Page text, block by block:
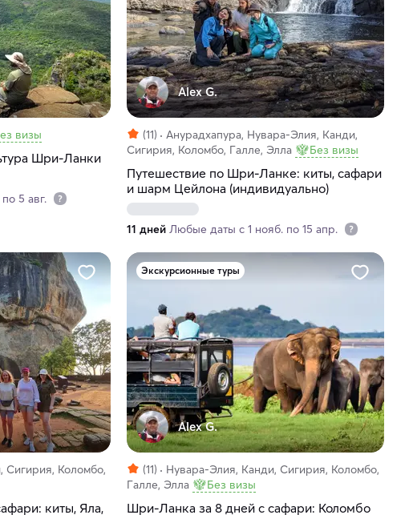
визы
Шри-Ланки
5 авг.
Alex G.
(11)
Анурадхапура, Нувара-Элия, Канди,
Сигирия, Коломбо, Галле, Элла
Без визы
Путешествие по Шри-Ланке: киты, сафари
и шарм Цейлона (индивидуально)
11 дней Любые даты с 1 нояб. по 15 апр.
Сигирия, Коломбо,
киты, Яла,
Экскурсионные туры
Alex G.
(11)
Нувара-Элия, Канди, Сигирия, Коломбо,
Галле, Элла
Без визы
Шри-Ланка за 8 дней с сафари: Коломбо